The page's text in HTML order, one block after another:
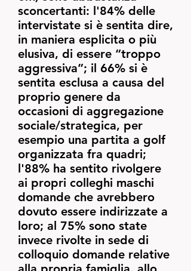
sconcertanti: l'84% delle
intervistate si è sentita dire,
in maniera esplicita o più
elusiva, di essere “troppo
aggressiva”; il 66% si è
sentita esclusa a causa del
proprio genere da
occasioni di aggregazione
sociale/strategica, per
esempio una partita a golf
organizzata fra quadri;
l'88% ha sentito rivolgere
ai propri colleghi maschi
domande che avrebbero
dovuto essere indirizzate a
loro; al 75% sono state
invece rivolte in sede di
colloquio domande relative